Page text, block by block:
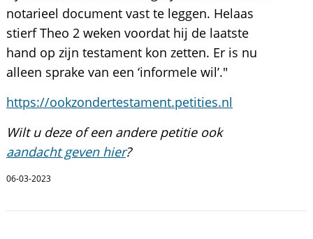
notarieel document vast te leggen. Helaas
stierf Theo 2 weken voordat hij de laatste
hand op zijn testament kon zetten. Er is nu
alleen sprake van een ‘informele wil’."
https://ookzondertestament.petities.nl
Wilt u deze of een andere petitie ook
aandacht geven hier?
06-03-2023